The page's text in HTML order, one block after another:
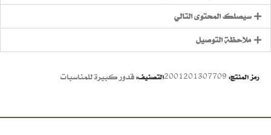
سيصلك المحتوى التالي
ملاحظة التوصيل
رمز المنتج: 2001201307709التصنيف:قدور كبيرة للمناسبات